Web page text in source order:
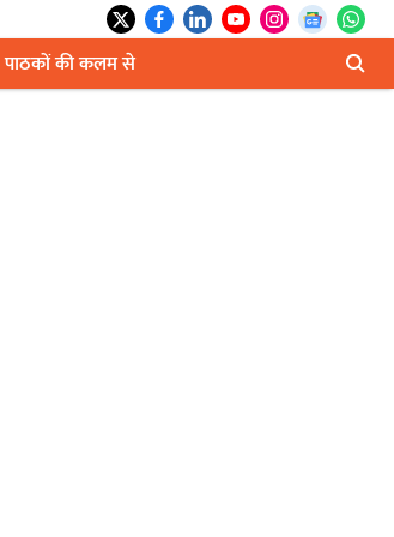
पाठकों की कलम से